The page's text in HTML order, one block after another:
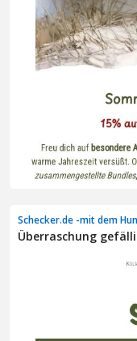
Schecker.de -mit dem
Überraschung